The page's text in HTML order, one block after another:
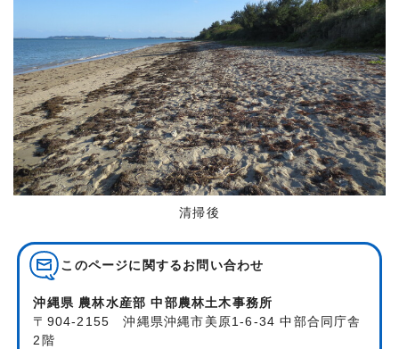
清掃後
このページに関する お問い合わせ
沖縄県 農林水産部 中部農林土木事務所
〒904-2155 沖縄県沖縄市美原1-6-34 中部合同庁舎
2階